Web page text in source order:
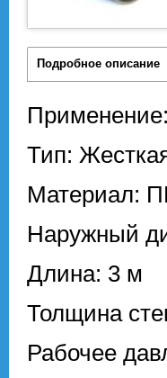
Подробное описание
Тип:
Материал:
Наружный
Длина: 3 м
Толщина
Рабочее